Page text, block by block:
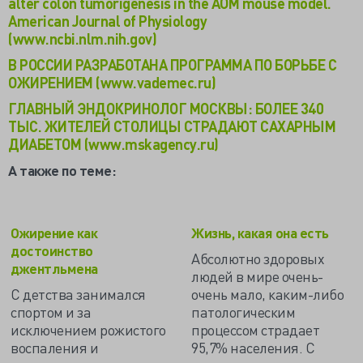
American Journal of Physiology
(www.ncbi.nlm.nih.gov)
В РОССИИ РАЗРАБОТАНА ПРОГРАММА ПО БОРЬБЕ С
ОЖИРЕНИЕМ (www.vademec.ru)
ГЛАВНЫЙ ЭНДОКРИНОЛОГ МОСКВЫ: БОЛЕЕ 340
ТЫС. ЖИТЕЛЕЙ СТОЛИЦЫ СТРАДАЮТ САХАРНЫМ
ДИАБЕТОМ (www.mskagency.ru)
А также по теме:
Ожирение как
достоинство
джентльмена
С детства занимался
спортом и за
исключением рожистого
воспаления и
Жизнь, какая она есть
Абсолютно здоровых
людей в мире очень-
очень мало, каким-либо
патологическим
процессом страдает
95,7% населения. С